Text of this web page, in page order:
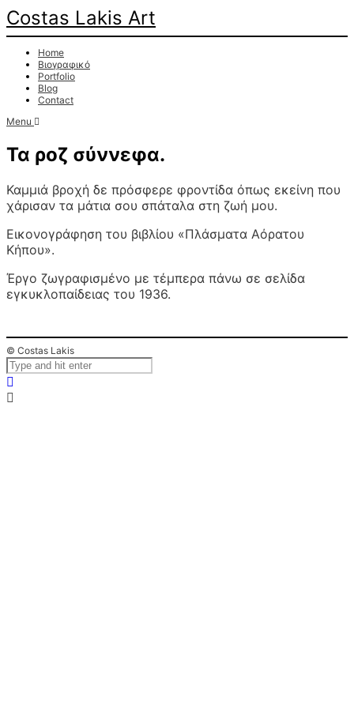
Costas Lakis Art
Home
Βιογραφικό
Portfolio
Blog
Contact
Menu
Τα ροζ σύννεφα.
Καμμιά βροχή δε πρόσφερε φροντίδα όπως εκείνη που
χάρισαν τα μάτια σου σπάταλα στη ζωή μου.
Εικονογράφηση του βιβλίου «Πλάσματα Αόρατου
Κήπου».
Έργο ζωγραφισμένο με τέμπερα πάνω σε σελίδα
εγκυκλοπαίδειας του 1936.
© Costas Lakis